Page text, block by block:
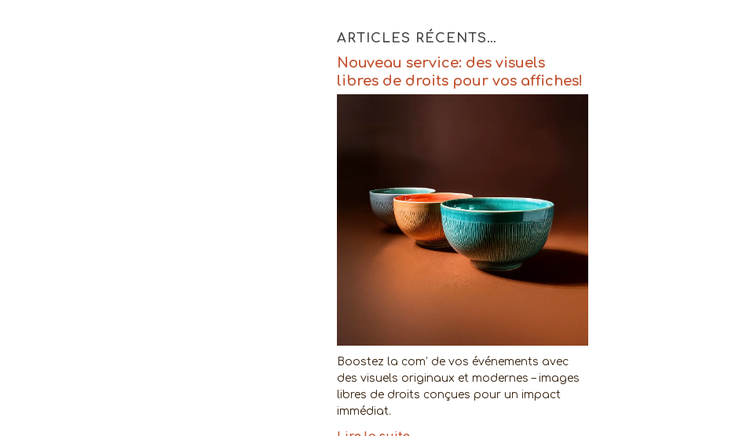
ARTICLES RÉCENTS…
Nouveau service: des visuels
libres de droits pour vos affiches!
Boostez la com’ de vos événements avec
des visuels originaux et modernes – images
libres de droits conçues pour un impact
immédiat.